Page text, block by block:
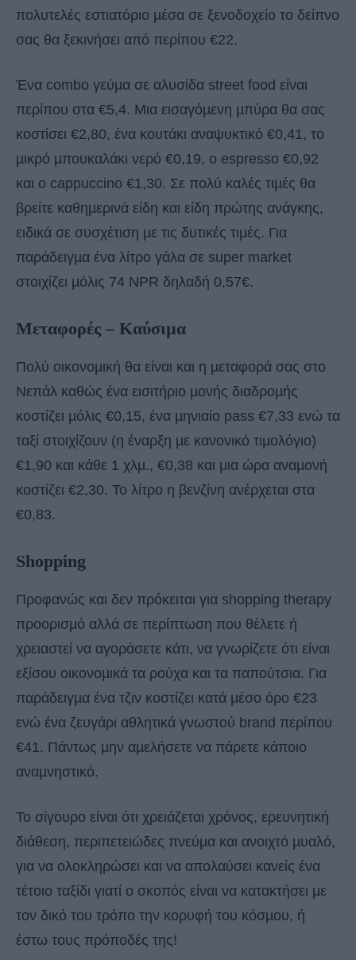
πολυτελές εστιατόριο µέσα σε ξενοδοχείο το δείπνο
σας θα ξεκινήσει από περίπου €22.
Ένα combo γεύµα σε αλυσίδα street food είναι
περίπου στα €5,4. Μια εισαγόµενη µπύρα θα σας
κοστίσει €2,80, ένα κουτάκι αναψυκτικό €0,41, το
µικρό µπουκαλάκι νερό €0,19, ο espresso €0,92
και ο cappuccino €1,30. Σε πολύ καλές τιµές θα
βρείτε καθηµερινά είδη και είδη πρώτης ανάγκης,
ειδικά σε συσχέτιση µε τις δυτικές τιµές. Για
παράδειγµα ένα λίτρο γάλα σε super market
στοιχίζει µόλις 74 NPR δηλαδή 0,57€.
Μεταφορές – Καύσιµα
Πολύ οικονοµική θα είναι και η µεταφορά σας στο
Νεπάλ καθώς ένα εισιτήριο µονής διαδροµής
κοστίζει µόλις €0,15, ένα µηνιαίο pass €7,33 ενώ τα
ταξί στοιχίζουν (η έναρξη µε κανονικό τιµολόγιο)
€1,90 και κάθε 1 χλµ., €0,38 και µια ώρα αναµονή
κοστίζει €2,30. Το λίτρο η βενζίνη ανέρχεται στα
€0,83.
Shopping
Προφανώς και δεν πρόκειται για shopping therapy
προορισµό αλλά σε περίπτωση που θέλετε ή
χρειαστεί να αγοράσετε κάτι, να γνωρίζετε ότι είναι
εξίσου οικονοµικά τα ρούχα και τα παπούτσια. Για
παράδειγµα ένα τζιν κοστίζει κατά µέσο όρο €23
ενώ ένα ζευγάρι αθλητικά γνωστού brand περίπου
€41. Πάντως µην αµελήσετε να πάρετε κάποιο
αναµνηστικό.
Το σίγουρο είναι ότι χρειάζεται χρόνος, ερευνητική
διάθεση, περιπετειώδες πνεύµα και ανοιχτό µυαλό,
για να ολοκληρώσει και να απολαύσει κανείς ένα
τέτοιο ταξίδι γιατί ο σκοπός είναι να κατακτήσει µε
τον δικό του τρόπο την κορυφή του κόσµου, ή
έστω τους πρόποδές της!